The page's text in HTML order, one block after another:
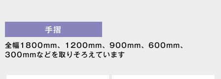
手摺
全幅1800mm、1200mm、900mm、600mm、
300mmなどを取りそろえています